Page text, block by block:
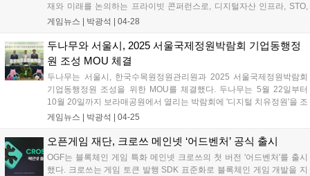
재와 미래를 논의하는 프라이빗 콘퍼런스로, 디지털자산 인프라, STO,
AI와 디지털자산 융합 등 주요 어젠다를 다룬다. 라운드테이블, B2B 매
게임뉴스 | 박광석 04-28
두나무와 서울시, 2025 서울국제정원박람회 기업동행정
원 조성 MOU 체결
두나무는 서울시, 한국수목원정원관리원과 2025 서울국제정원박람회
기업동행정원 조성을 위한 MOU를 체결했다. 두나무는 5월 22일부터
10월 20일까지 보라매공원에서 열리는 박람회에 '디지털 치유정원'을 조
성한다. 디지털 기술로 구현된 가상의 숲으로, 자연과 인간의 치유와 회
며, 조성된 기금은 희귀·자생식물 보전지에 사용될 예정이다. 박람회 기
간 동안 디지털 치유정원 참여 기관 모집 및 심신 회복 프로그램 공모전
도 진행한다....
게임뉴스 | 박광석 04-25
오픈게임 재단, 크로쓰 메인넷 ‘어드벤처’ 공식 출시
OGF는 블록체인 게임 특화 메인넷 크로쓰의 첫 버전 '어드벤처'를 출시
했다. 크로쓰는 게임 토큰 발행 SDK 표준화로 블록체인 게임 개발을 지